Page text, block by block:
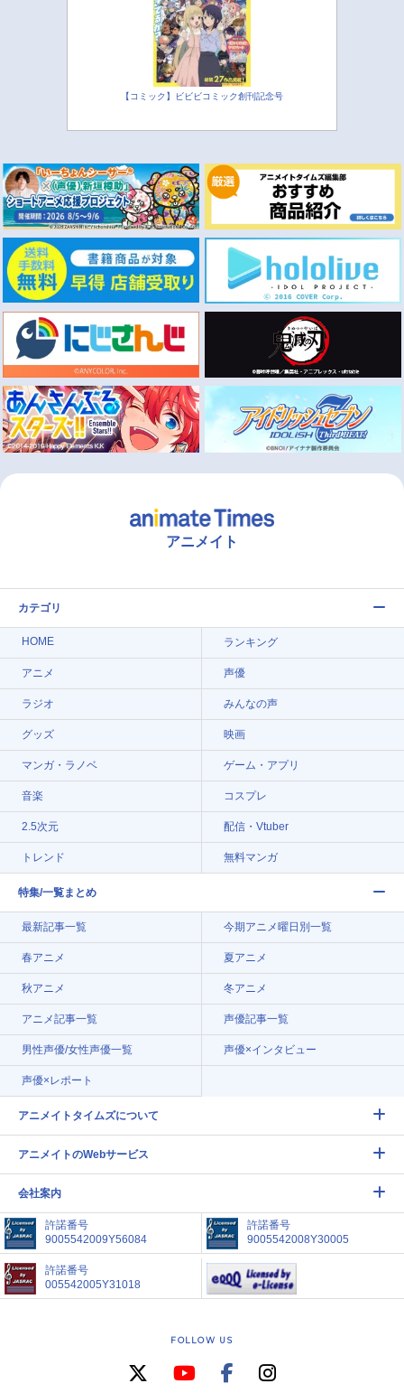
【コミック】ビビビコミック創刊記念号
アニメイト
カテゴリ
HOME ランキング
アニメ 声優
ラジオ みんなの声
グッズ 映画
マンガ・ラノベ ゲーム・アプリ
音楽 コスプレ
2.5次元 配信・Vtuber
トレンド 無料マンガ
特集/一覧まとめ
最新記事一覧 今期アニメ曜日別一覧
春アニメ 夏アニメ
秋アニメ 冬アニメ
アニメ記事一覧 声優記事一覧
男性声優/女性声優一覧 声優×インタビュー
声優×レポート
アニメイトタイムズについて
アニメイトのWebサービス
会社案内
許諾番号
9005542009Y56084
許諾番号
9005542008Y30005
許諾番号
005542005Y31018
FOLLOW US